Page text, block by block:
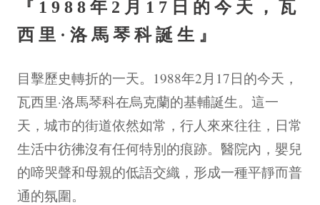
『1988年2月17日的今天，瓦
西里·洛馬琴科誕生』
目擊歷史轉折的一天。1988年2月17日的今天，
瓦西里·洛馬琴科在烏克蘭的基輔誕生。這一
天，城市的街道依然如常，行人來來往往，日常
生活中彷彿沒有任何特別的痕跡。醫院內，嬰兒
的啼哭聲和母親的低語交織，形成一種平靜而普
通的氛圍。